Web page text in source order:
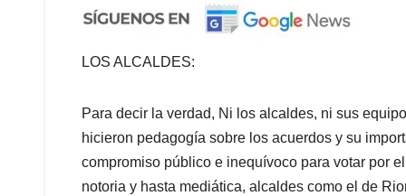
LOS ALCALDES:
Para decir la verdad, Ni los alcaldes, ni sus
hicieron pedagogía sobre los acuerdos y su
compromiso público e inequívoco para votar por
notoria y hasta mediática, alcaldes como el de